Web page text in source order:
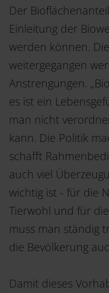
Der
Einleitung der
werden können.
weitergegangen
Anstrengungen.
es ist ein
man nicht
kann. Die Politik
schafft
auch viel
wichtig ist - für die
Tierwohl und für
muss man ständig
die Bevölkerung
Damit dieses